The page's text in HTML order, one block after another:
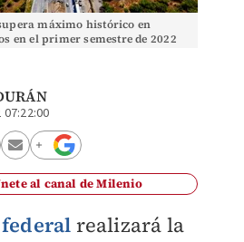
máximo histórico en
en el primer semestre de 2022
07:22:00
al canal de Milenio
realizará la